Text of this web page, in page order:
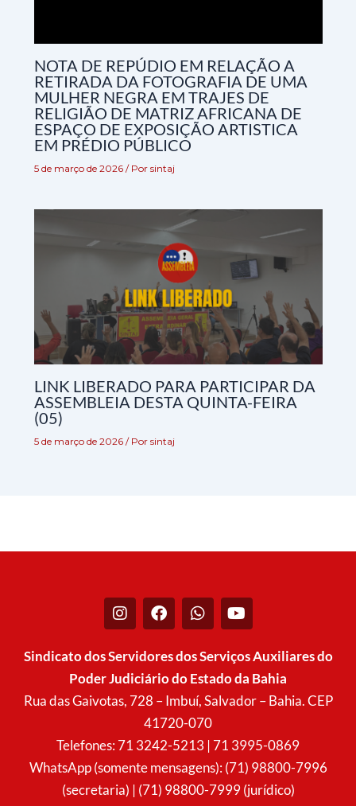
NOTA DE REPÚDIO EM RELAÇÃO A
RETIRADA DA FOTOGRAFIA DE UMA
MULHER NEGRA EM TRAJES DE
RELIGIÃO DE MATRIZ AFRICANA DE
ESPAÇO DE EXPOSIÇÃO ARTISTICA
EM PRÉDIO PÚBLICO
5 de março de 2026 / Por sintaj
LINK LIBERADO PARA PARTICIPAR DA
ASSEMBLEIA DESTA QUINTA-FEIRA
(05)
5 de março de 2026 / Por sintaj
I
n
t
g
r
F
a
e
b
o
o
k
W
h
t
a
p
p
Y
o
t
u
b
e
Sindicato dos Servidores dos Serviços Auxiliares do
Poder Judiciário do Estado da Bahia
Rua das Gaivotas, 728 – Imbuí, Salvador – Bahia. CEP
41720-070
Telefones: 71 3242-5213 | 71 3995-0869
WhatsApp (somente mensagens): (71) 98800-7996
(secretaria) | (71) 98800-7999 (jurídico)